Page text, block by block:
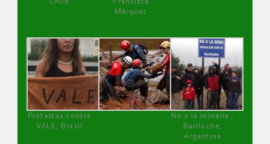
Márquez
Protestas contra
VALE, Brasil
No a la minería ,
Bariloche,
Argentina